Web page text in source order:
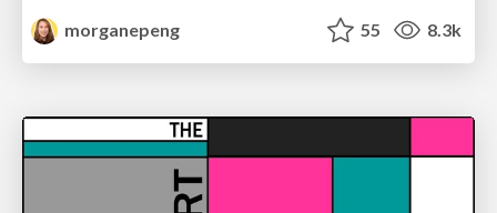
morganepeng
55 8.3k